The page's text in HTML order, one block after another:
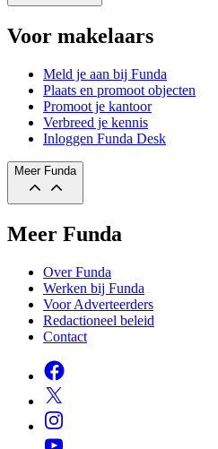
Voor makelaars
Meld je aan bij Funda
Plaats en promoot objecten
Promoot je kantoor
Verbreed je kennis
Inloggen Funda Desk
Meer Funda
Meer Funda
Over Funda
Werken bij Funda
Voor Adverteerders
Redactioneel beleid
Contact